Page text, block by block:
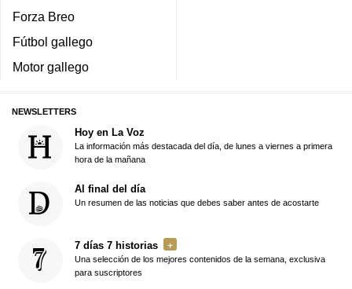
Forza Breo
Fútbol gallego
Motor gallego
NEWSLETTERS
Hoy en La Voz
La información más destacada del día, de lunes a viernes a primera
hora de la mañana
Al final del día
Un resumen de las noticias que debes saber antes de acostarte
7 días 7 historias
Una selección de los mejores contenidos de la semana, exclusiva
para suscriptores